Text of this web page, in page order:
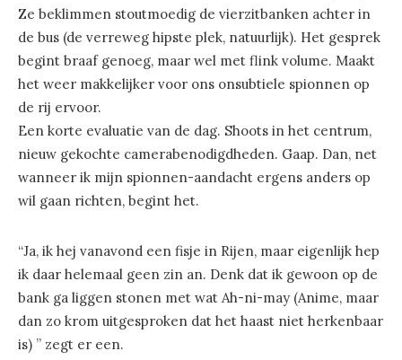
Ze beklimmen stoutmoedig de vierzitbanken achter in
de bus (de verreweg hipste plek, natuurlijk). Het gesprek
begint braaf genoeg, maar wel met flink volume. Maakt
het weer makkelijker voor ons onsubtiele spionnen op
de rij ervoor.
Een korte evaluatie van de dag. Shoots in het centrum,
nieuw gekochte camerabenodigdheden. Gaap. Dan, net
wanneer ik mijn spionnen-aandacht ergens anders op
wil gaan richten, begint het.
“Ja, ik hej vanavond een fisje in Rijen, maar eigenlijk hep
ik daar helemaal geen zin an. Denk dat ik gewoon op de
bank ga liggen stonen met wat Ah-ni-may (Anime, maar
dan zo krom uitgesproken dat het haast niet herkenbaar
is) ” zegt er een.